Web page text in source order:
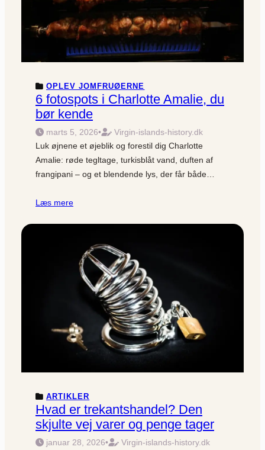
OPLEV JOMFRUØERNE
6 fotospots i Charlotte Amalie, du
bør kende
marts 5, 2026•
Virgin-islands-history.dk
Luk øjnene et øjeblik og forestil dig Charlotte
Amalie: røde tegltage, turkisblåt vand, duften af
frangipani – og et blendende lys, der får både…
Læs mere
ARTIKLER
Hvad er trekantshandel? Den
skjulte vej varer og penge tager
januar 28, 2026•
Virgin-islands-history.dk